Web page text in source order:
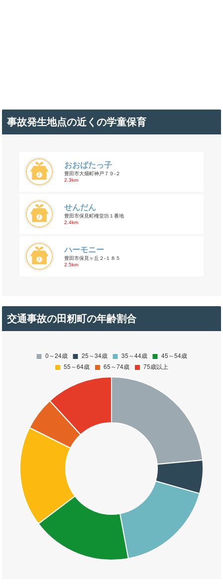
事故発生地点の近くの学童保育
おおばたっ子
豊田市大畑町神戸７９-２
2.3km
せんだん
豊田市保見町権堂坊１番地
2.4km
ハーモニー
豊田市保見ヶ丘２-１８５
2.5km
交通事故の田籾町の年齢割合